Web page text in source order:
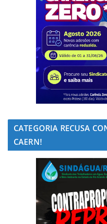
CATEGORIA RECUSA
CAERN!